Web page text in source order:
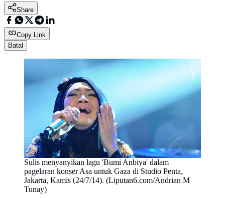
Share
Copy Link
Batal
Sulis menyanyikan lagu 'Bumi Anbiya' dalam
pagelaran konser Asa untuk Gaza di Studio Penta,
Jakarta, Kamis (24/7/14). (Liputan6.com/Andrian M
Tunay)